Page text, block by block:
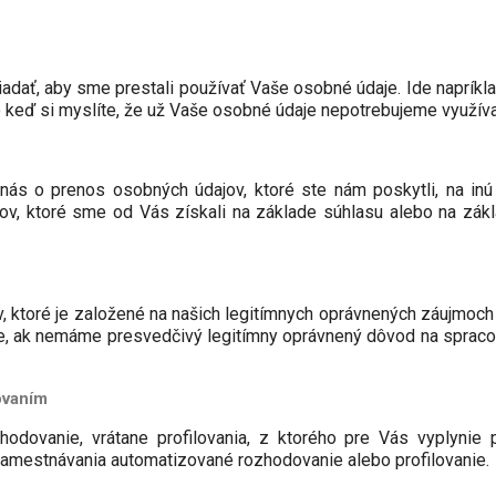
aby sme prestali používať Vaše osobné údaje. Ide
si myslíte, že už Vaše osobné údaje nepotrebujeme
o prenos osobných údajov, ktoré ste nám poskytli, na
ktoré sme od Vás získali na základe súhlasu alebo na
je založené na našich legitímnych oprávnených
nemáme presvedčivý legitímny oprávnený dôvod na
vrátane profilovania, z ktorého pre Vás vyplynie
automatizované rozhodovanie alebo profilovanie.